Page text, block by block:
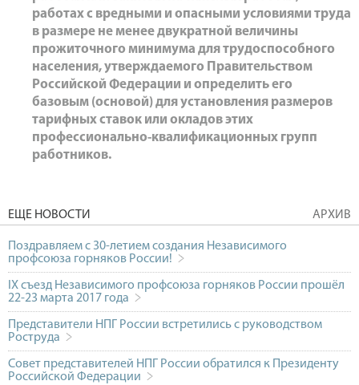
работах с вредными и опасными условиями труда
в размере не менее двукратной величины
прожиточного минимума для трудоспособного
населения, утверждаемого Правительством
Российской Федерации и определить его
базовым (основой) для установления размеров
тарифных ставок или окладов этих
профессионально-квалификационных групп
работников.
ЕЩЕ НОВОСТИ АРХИВ
Поздравляем с 30-летием создания Независимого
профсоюза горняков России!
IX съезд Независимого профсоюза горняков России прошёл
22-23 марта 2017 года
Представители НПГ России встретились с руководством
Роструда
Совет представителей НПГ России обратился к Президенту
Российской Федерации